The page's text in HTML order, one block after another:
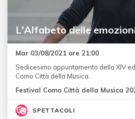
L'Alfabeto delle
Mar 03/08/2021 ore 21:00
Sedicesimo appuntamento della XIV
Como Città della Musica.
Festival Como Città della Musica
SPETTACOLI